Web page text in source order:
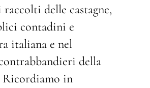
delle castagne,
contadini e
italiana e nel
della
Ricordiamo in